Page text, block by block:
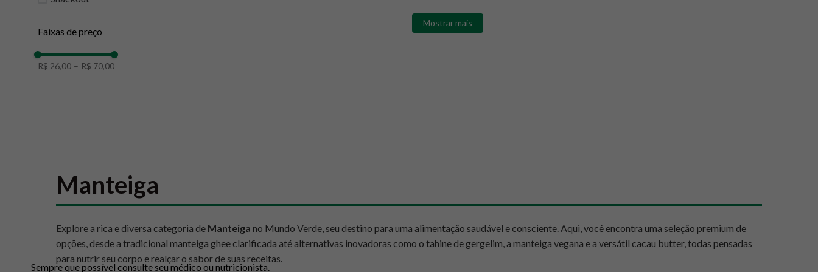
Faixas de preço
R$ 26,00 – R$ 70,00
Mostrar mais
Manteiga
Explore a rica e diversa categoria de Manteiga no Mundo Verde, seu destino para uma alimentação saudável e consciente. Aqui, você encontra uma seleção premium de
opções, desde a tradicional manteiga ghee clarificada até alternativas inovadoras como o tahine de gergelim, a manteiga vegana e a versátil cacau butter, todas pensadas
para nutrir seu corpo e realçar o sabor de suas receitas.
Sempre que possível consulte seu médico ou nutricionista.